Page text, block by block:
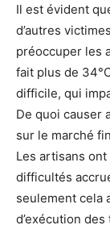
Il est évident
d’autres
préoccuper les
fait plus de
difficile, qui
De quoi causer
sur le marché
Les artisans
difficultés
seulement cela
d’exécution